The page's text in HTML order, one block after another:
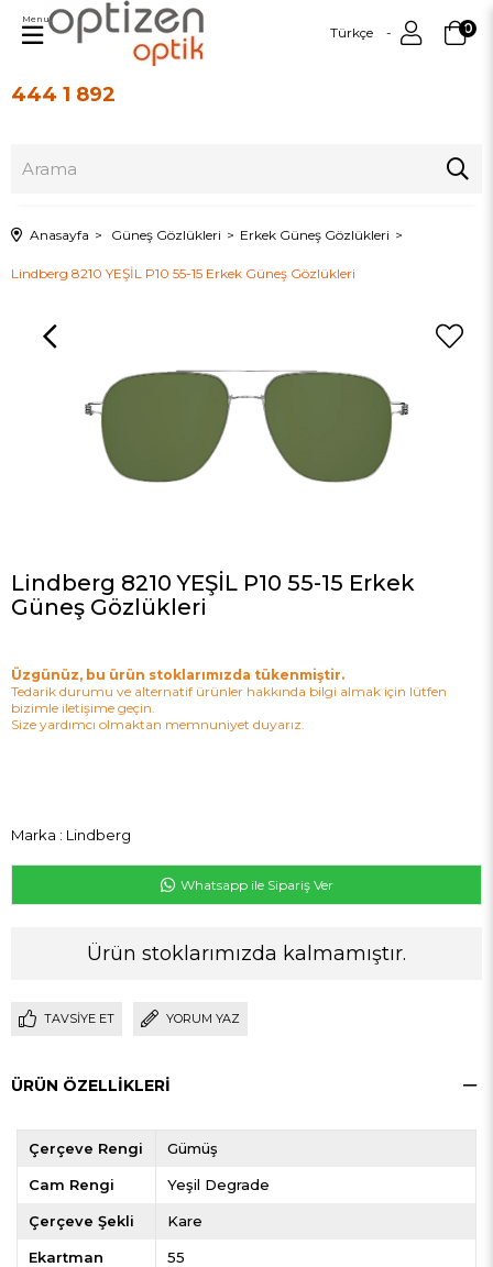
444 1 892
Türkçe 0
Menu
Anasayfa Güneş Gözlükleri Erkek Güneş Gözlükleri
Lindberg 8210 YEŞİL P10 55-15 Erkek Güneş Gözlükleri
Lindberg 8210 YEŞİL P10 55-15 Erkek
Güneş Gözlükleri
Üzgünüz, bu ürün stoklarımızda tükenmiştir.
Tedarik durumu ve alternatif ürünler hakkında bilgi almak için lütfen
bizimle iletişime geçin.
Size yardımcı olmaktan memnuniyet duyarız.
Marka : Lindberg
Whatsapp ile Sipariş Ver
Ürün stoklarımızda kalmamıştır.
TAVSIYE ET YORUM YAZ
ÜRÜN ÖZELLIKLERI
Çerçeve Rengi Gümüş
Cam Rengi Yeşil Degrade
Çerçeve Şekli Kare
Ekartman 55